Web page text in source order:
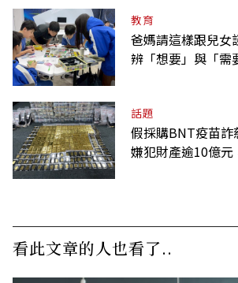
教育
爸媽請這樣跟兒女
辨「想要」與「需
話題
假採購BNT疫苗詐
嫌犯財產逾10億
看此文章的人也看了..